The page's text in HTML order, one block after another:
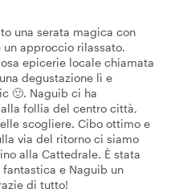
una serata magica con
approccio rilassato.
epicerie locale chiamata
degustazione lì e
🙂. Naguib ci ha
follia del centro città,
scogliere. Cibo ottimo e
via del ritorno ci siamo
alla Cattedrale. È stata
e Naguib un
di tutto!